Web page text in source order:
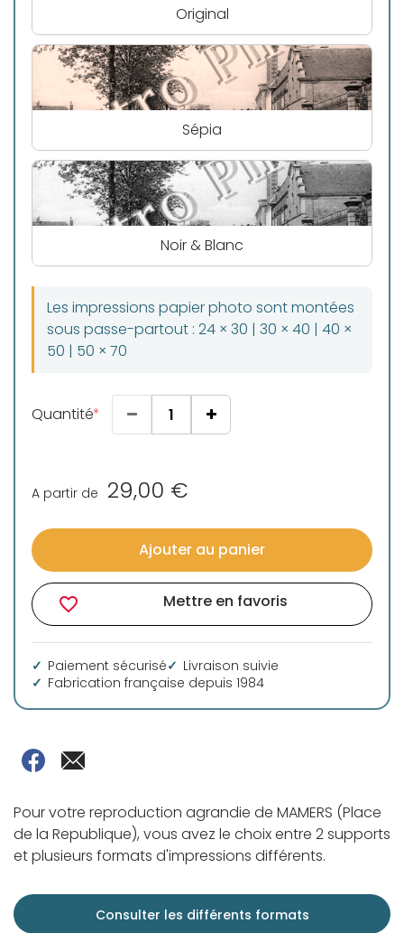
Original
Sépia
Noir & Blanc
Les impressions papier photo sont montées
sous passe-partout : 24 × 30 | 30 × 40 | 40 ×
50 | 50 × 70
Quantité
A partir de 29,00 €
Ajouter au panier
favorite_border Mettre en favoris
Paiement sécurisé
Livraison suivie
Fabrication française depuis 1984
Pour votre reproduction agrandie de MAMERS (Place
de la Republique), vous avez le choix entre 2 supports
et plusieurs formats d'impressions différents.
Consulter les différents formats